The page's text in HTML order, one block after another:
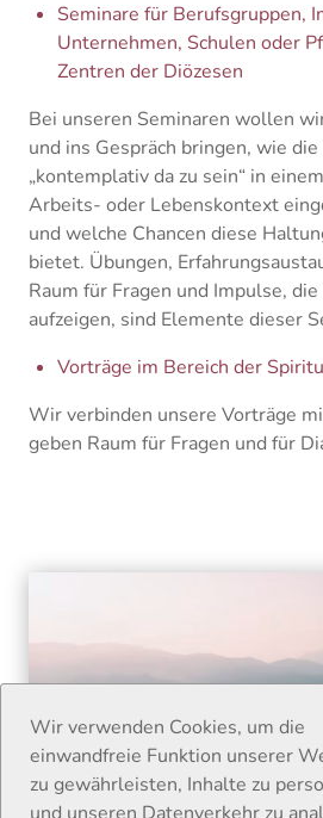
Seminare für Berufsgruppen,
Unternehmen, Schulen oder
Zentren der Diözesen
Bei unseren Seminaren wollen
und ins Gespräch bringen, wie
„kontemplativ da zu sein“ in
Arbeits- oder Lebenskontext
und welche Chancen diese
bietet. Übungen,
Raum für Fragen und Impulse,
aufzeigen, sind Elemente dieser
Vorträge im Bereich der
Wir verbinden unsere Vorträge
geben Raum für Fragen und für
Wir verwenden Cookies, um die
einwandfreie Funktion unserer
zu gewährleisten, Inhalte zu